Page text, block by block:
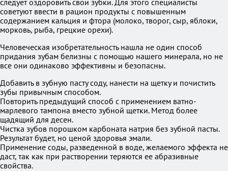
следует оздоровить свои зубки. Для этого специалисты
советуют ввести в рацион продукты с повышенным
содержанием кальция и фтора (молоко, творог, сыр, яблоки,
морковь, рыба, грецкие орехи).
Человеческая изобретательность нашла не один способ
придания зубам белизны с помощью нашего минерала, но не
все они одинаково эффективны и безопасны.
Добавить в зубную пасту соду, нанести на щетку и почистить
зубы привычным способом.
Повторить предыдущий способ с применением ватно-
марлевого тампона вместо зубной щетки. Метод более
щадящий для десен.
Чистка зубов порошком карбоната натрия без зубной пасты.
Результат будет, но ценой здоровья эмали.
Применение соды, разведенной в воде, желаемого эффекта не
даст, так как при растворении теряются ее абразивные
свойства.